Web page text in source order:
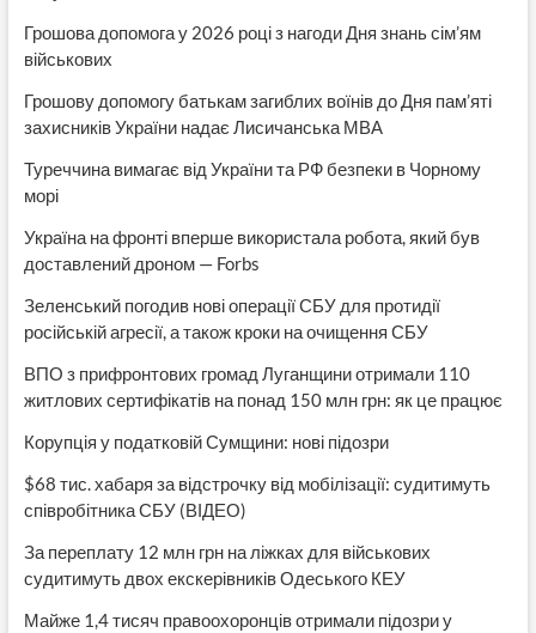
Грошова допомога у 2026 році з нагоди Дня знань сім’ям
військових
Грошову допомогу батькам загиблих воїнів до Дня пам’яті
захисників України надає Лисичанська МВА
Туреччина вимагає від України та РФ безпеки в Чорному
морі
Україна на фронті вперше використала робота, який був
доставлений дроном — Forbs
Зеленський погодив нові операції СБУ для протидії
російській агресії, а також кроки на очищення СБУ
ВПО з прифронтових громад Луганщини отримали 110
житлових сертифікатів на понад 150 млн грн: як це працює
Корупція у податковій Сумщини: нові підозри
$68 тис. хабаря за відстрочку від мобілізації: судитимуть
співробітника СБУ (ВІДЕО)
За переплату 12 млн грн на ліжках для військових
судитимуть двох екскерівників Одеського КЕУ
Майже 1,4 тисяч правоохоронців отримали підозри у